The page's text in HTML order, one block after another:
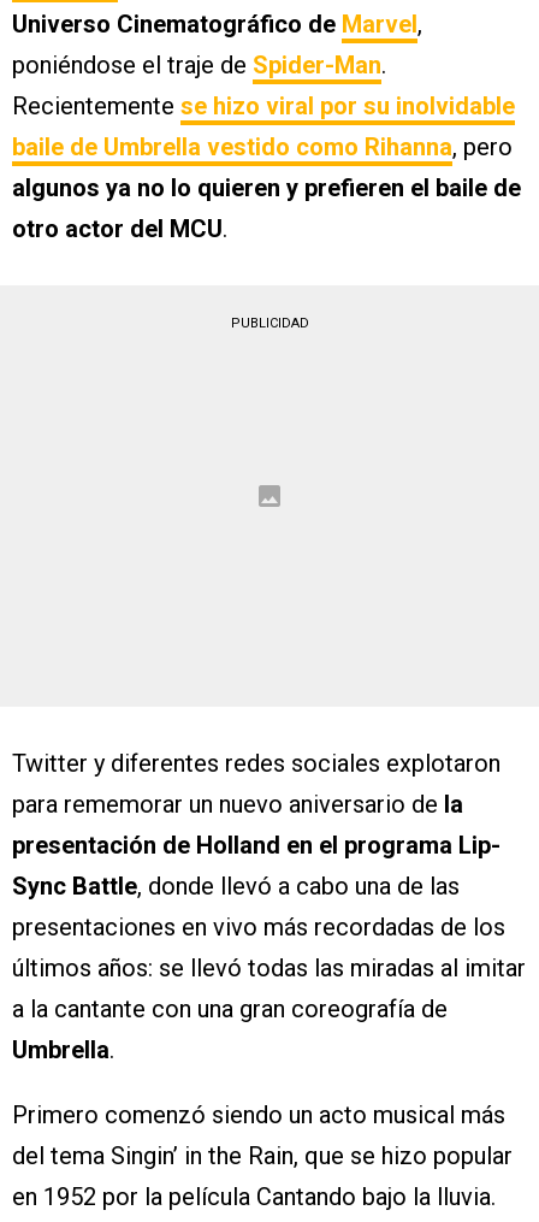
Universo Cinematográfico de Marvel ,
poniéndose el traje de Spider-Man.
Recientemente se hizo viral por su inolvidable
baile de Umbrella vestido como Rihanna, pero
algunos ya no lo quieren y prefieren el baile de
otro actor del MCU.
PUBLICIDAD
Twitter y diferentes redes sociales explotaron
para rememorar un nuevo aniversario de la
presentación de Holland en el programa Lip-
Sync Battle, donde llevó a cabo una de las
presentaciones en vivo más recordadas de los
últimos años: se llevó todas las miradas al imitar
a la cantante con una gran coreografía de
Umbrella.
Primero comenzó siendo un acto musical más
del tema Singin’ in the Rain, que se hizo popular
en 1952 por la película Cantando bajo la lluvia.